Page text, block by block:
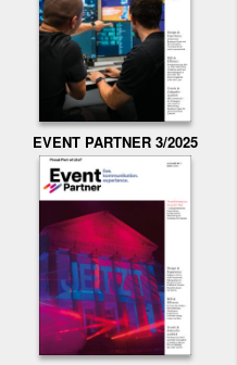
EVENT PARTNER 3/2025